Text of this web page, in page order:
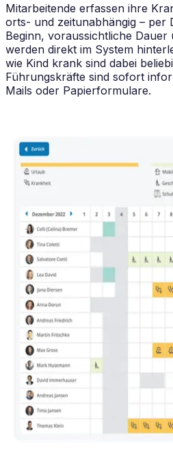
Mitarbeitende erfassen ihre
orts- und zeitunabhängig – per
Beginn, voraussichtliche Dauer
werden direkt im System
wie Kind krank sind dabei
Führungskräfte sind sofort
Mails oder Papierformulare.